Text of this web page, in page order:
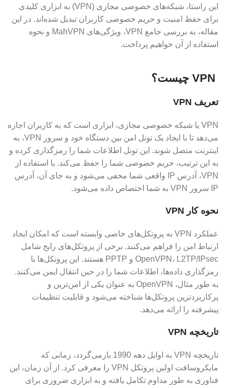
این راستا، شبکه‌های خصوصی مجازی (VPN) به ابزاری کلیدی
برای حفظ امنیت و حریم خصوصی کاربران تبدیل شده‌اند. در این
مقاله، به بررسی جامع VPN، ویژگی‌های MahVPN و نحوه
استفاده از آن خواهیم پرداخت.
تعریف VPN
VPN یا شبکه خصوصی مجازی، ابزاری است که به کاربران اجازه
می‌دهد تا با ایجاد یک تونل امن بین دستگاه خود و سرور VPN، به
اینترنت متصل شوند. این تونل اطلاعات شما را رمزگذاری کرده و
به این ترتیب، حریم خصوصی شما را حفظ می‌کند. با استفاده از
VPN، آدرس IP واقعی شما مخفی می‌شود و به جای آن، آدرس
IP سرور VPN به شما اختصاص داده می‌شود.
نحوه کار VPN
عملکرد VPN به پروتکل‌های خاصی وابسته است که امکان ایجاد
ارتباط امن را فراهم می‌کنند. برخی از پروتکل‌های رایج شامل
OpenVPN، L2TP/IPsec و PPTP هستند. این پروتکل‌ها با
رمزگذاری داده‌ها، اطلاعات شما را در حین انتقال ایمن می‌کنند.
به طور مثال، OpenVPN به عنوان یکی از امن‌ترین و
پرکاربردترین پروتکل‌ها شناخته می‌شود و قابلیت تنظیمات
پیشرفته را ارائه می‌دهد.
تاریخچه VPN
تاریخچه VPN به اوایل دهه 1990 بازمی‌گردد، زمانی که
مایکروسافت اولین پروتکل VPN را معرفی کرد. از آن زمان، این
فناوری به طور مداوم تکامل یافته و به ابزاری ضروری برای